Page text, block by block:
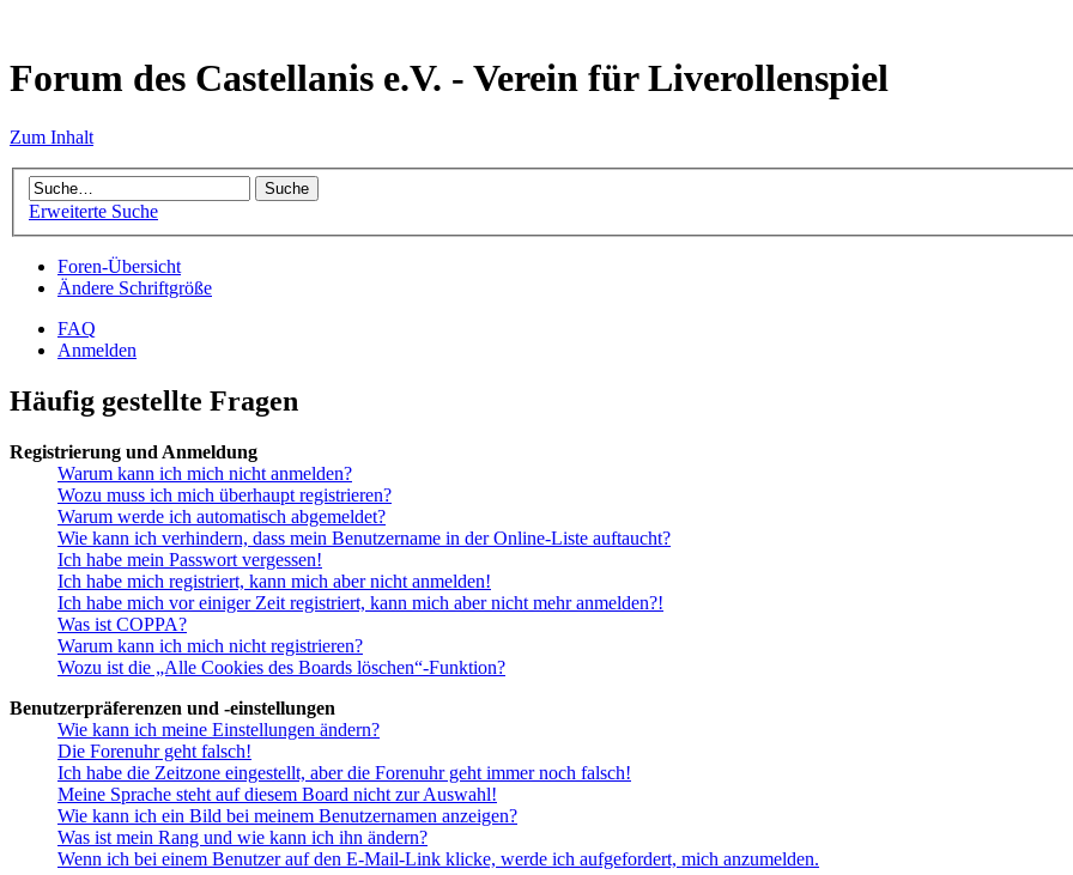
Forum des Castellanis e.V. - Verein für Liverollenspiel
Zum Inhalt
Erweiterte Suche
Foren-Übersicht
Ändere Schriftgröße
FAQ
Anmelden
Häufig gestellte Fragen
Registrierung und Anmeldung
Warum kann ich mich nicht anmelden?
Wozu muss ich mich überhaupt registrieren?
Warum werde ich automatisch abgemeldet?
Wie kann ich verhindern, dass mein Benutzername in der Online-Liste auftaucht?
Ich habe mein Passwort vergessen!
Ich habe mich registriert, kann mich aber nicht anmelden!
Ich habe mich vor einiger Zeit registriert, kann mich aber nicht mehr anmelden?!
Was ist COPPA?
Warum kann ich mich nicht registrieren?
Wozu ist die „Alle Cookies des Boards löschen“-Funktion?
Benutzerpräferenzen und -einstellungen
Wie kann ich meine Einstellungen ändern?
Die Forenuhr geht falsch!
Ich habe die Zeitzone eingestellt, aber die Forenuhr geht immer noch falsch!
Meine Sprache steht auf diesem Board nicht zur Auswahl!
Wie kann ich ein Bild bei meinem Benutzernamen anzeigen?
Was ist mein Rang und wie kann ich ihn ändern?
Wenn ich bei einem Benutzer auf den E-Mail-Link klicke, werde ich aufgefordert, mich anzumelden.